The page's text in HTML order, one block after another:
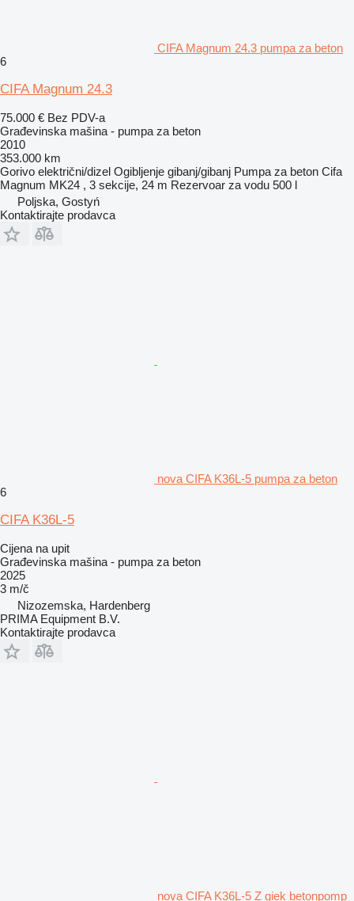
CIFA Magnum 24.3 pumpa za beton
6
CIFA Magnum 24.3
75.000 € Bez PDV-a
Građevinska mašina - pumpa za beton
2010
353.000 km
Gorivo električni/dizel Ogibljenje gibanj/gibanj Pumpa za beton Cifa
Magnum MK24 , 3 sekcije, 24 m Rezervoar za vodu 500 l
Poljska, Gostyń
Kontaktirajte prodavca
nova CIFA K36L-5 pumpa za beton
6
CIFA K36L-5
Cijena na upit
Građevinska mašina - pumpa za beton
2025
3 m/č
Nizozemska, Hardenberg
PRIMA Equipment B.V.
Kontaktirajte prodavca
nova CIFA K36L-5 Z giek betonpomp